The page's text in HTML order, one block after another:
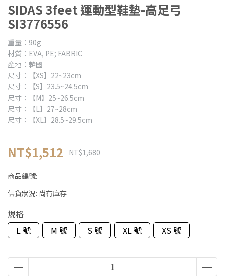
SIDAS 3feet 運動型鞋墊-高足弓
SI3776556
重量：90g
材質：EVA, PE; FABRIC
產地：韓國
尺寸：【XS】22~23cm
尺寸：【S】23.5~24.5cm
尺寸：【M】25~26.5cm
尺寸：【L】27~28cm
尺寸：【XL】28.5~29.5cm
NT$1,512 NT$1,680
商品編號:
供貨狀況: 尚有庫存
規格
L 號
M 號 S 號 XL 號 XS 號